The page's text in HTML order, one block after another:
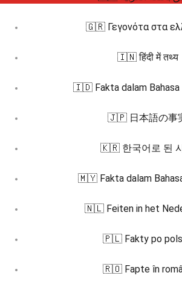
🇬🇷 Γεγονότα στα
🇮🇳 हिंदी में तथ्य
🇮🇩 Fakta dalam Bahasa
🇯🇵 日本語の事
🇰🇷 한국어로 된
🇲🇾 Fakta dalam
🇳🇱 Feiten in het
🇵🇱 Fakty po
🇷🇴 Fapte în